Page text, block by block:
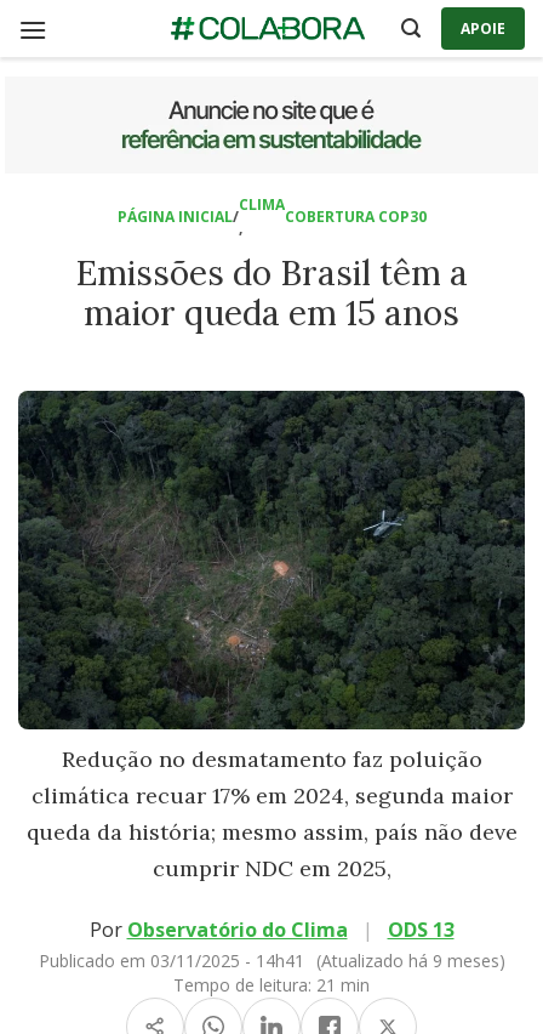
APOIE
PÁGINA INICIAL/
CLIMA
,
COBERTURA COP30
Emissões do Brasil têm a
maior queda em 15 anos
Redução no desmatamento faz poluição
climática recuar 17% em 2024, segunda maior
queda da história; mesmo assim, país não deve
cumprir NDC em 2025,
Por Observatório do Clima | ODS 13
Publicado em 03/11/2025 - 14h41
(Atualizado há 9 meses)
Tempo de leitura: 21 min